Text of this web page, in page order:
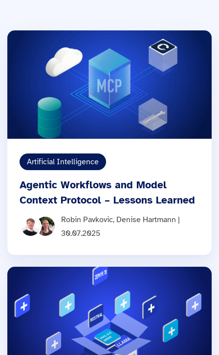
Artificial Intelligence
Agentic Workflows and Model
Context Protocol – Lessons Learned
Robin Pavkovic, Denise Hartmann |
30.07.2025